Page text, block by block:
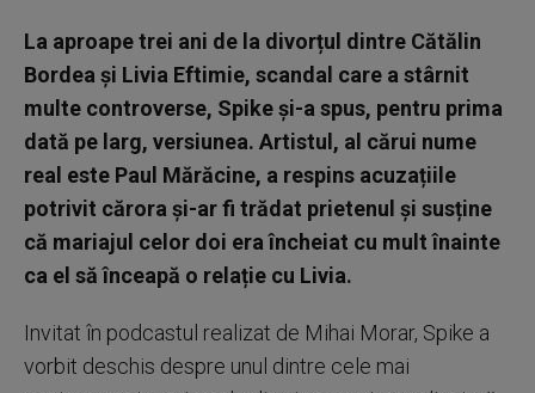
La aproape trei ani de la divorțul dintre Cătălin
Bordea și Livia Eftimie, scandal care a stârnit
multe controverse, Spike și-a spus, pentru prima
dată pe larg, versiunea. Artistul, al cărui nume
real este Paul Mărăcine, a respins acuzațiile
potrivit cărora și-ar fi trădat prietenul și susține
că mariajul celor doi era încheiat cu mult înainte
ca el să înceapă o relație cu Livia.
Invitat în podcastul realizat de Mihai Morar, Spike a
vorbit deschis despre unul dintre cele mai